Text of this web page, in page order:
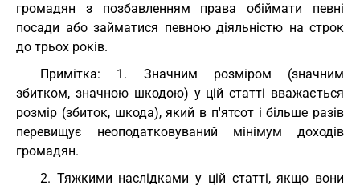
громадян з позбавленням права обіймати певні
посади або займатися певною діяльністю на строк
до трьох років.
Примітка: 1. Значним розміром (значним
збитком, значною шкодою) у цій статті вважається
розмір (збиток, шкода), який в п'ятсот і більше разів
перевищує неоподатковуваний мінімум доходів
громадян.
2. Тяжкими наслідками у цій статті, якщо вони